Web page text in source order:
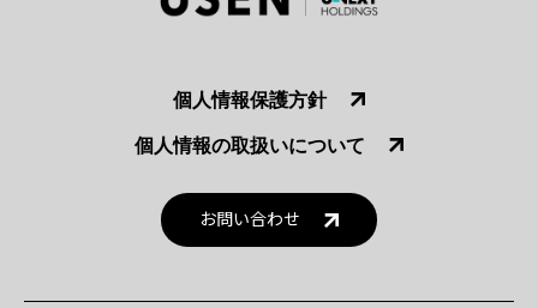
個人情報保護方針
個人情報の取扱いについて
お問い合わせ